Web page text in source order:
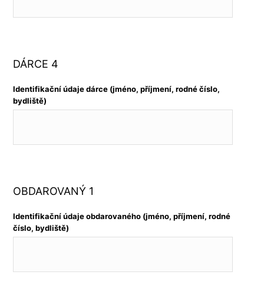
DÁRCE 4
Identifikační údaje dárce (jméno, příjmení, rodné číslo,
bydliště)
OBDAROVANÝ 1
Identifikační údaje obdarovaného (jméno, příjmení, rodné
číslo, bydliště)